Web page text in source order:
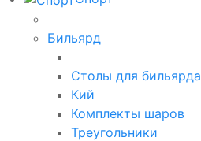
Бильярд
Столы для бильярда
Кий
Комплекты шаров
Треугольники